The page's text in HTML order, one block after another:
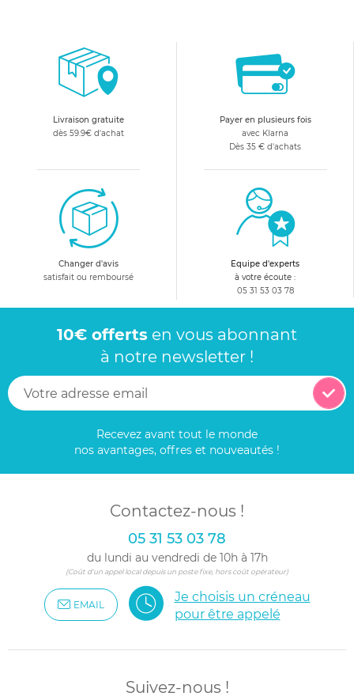
Livraison gratuite
dès 59.9€ d'achat
Payer en plusieurs fois
avec Klarna
Dès 35 € d'achats
Changer d'avis
satisfait ou remboursé
Equipe d'experts
à votre écoute :
05 31 53 03 78
10€ offerts en vous abonnant
à notre newsletter !
Recevez avant tout le monde
nos avantages, offres et nouveautés !
Contactez-nous !
05 31 53 03 78
du lundi au vendredi de 10h à 17h
(Coût d'un appel local depuis un poste fixe, hors coût opérateur)
EMAIL
Je choisis un créneau
pour être appelé
Suivez-nous !